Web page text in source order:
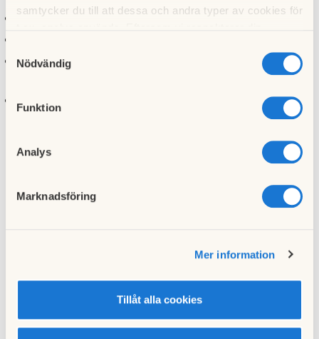
samtycker du till att dessa och andra typer av cookies för
cookies och välja att endast tillåta ett urval.
Nödvändig
Funktion
Analys
Marknadsföring
Mer information
Tillåt alla cookies
Tisdag 21 oktober, kl 18.30, kaffe från 18.15
Begränsat antal platser, anmälan
info@brfsvartvik.se
Varmt välkommen!